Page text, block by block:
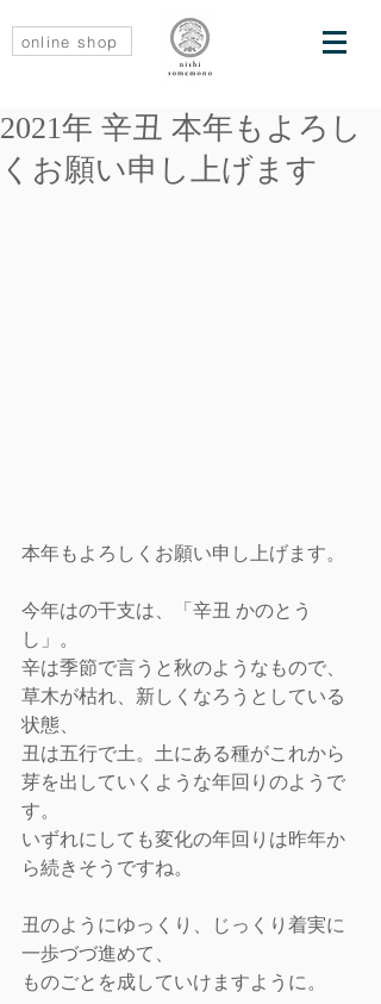
online shop
2021年 辛丑 本年もよろし
くお願い申し上げます
本年もよろしくお願い申し上げます。
今年はの干支は、「辛丑 かのとう
し」。
辛は季節で言うと秋のようなもので、
草木が枯れ、新しくなろうとしている
状態、
丑は五行で土。土にある種がこれから
芽を出していくような年回りのようで
す。
いずれにしても変化の年回りは昨年か
ら続きそうですね。
丑のようにゆっくり、じっくり着実に
一歩づづ進めて、
ものごとを成していけますように。